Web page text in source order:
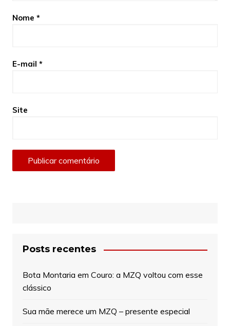
Nome *
E-mail *
Site
Posts recentes
Bota Montaria em Couro: a MZQ voltou com esse
clássico
Sua mãe merece um MZQ – presente especial